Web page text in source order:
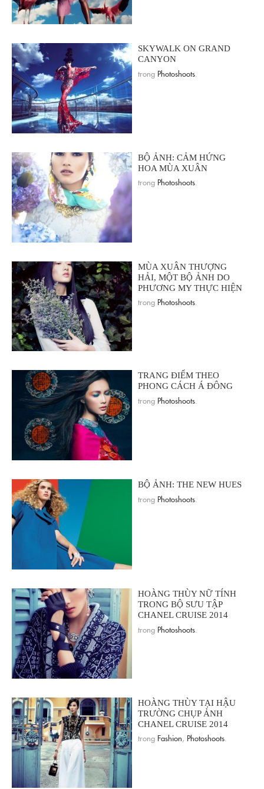
SKYWALK ON GRAND
CANYON
trong Photoshoots
BỘ ẢNH: CẢM HỨNG
HOA MÙA XUÂN
trong Photoshoots
MÙA XUÂN THƯỢNG
HẢI, MỘT BỘ ẢNH DO
PHƯƠNG MY THỰC HIỆN
trong Photoshoots
TRANG ĐIỂM THEO
PHONG CÁCH Á ĐÔNG
trong Photoshoots
BỘ ẢNH: THE NEW HUES
trong Photoshoots
HOÀNG THÙY NỮ TÍNH
TRONG BỘ SƯU TẬP
CHANEL CRUISE 2014
trong Photoshoots
HOÀNG THÙY TẠI HẬU
TRƯỜNG CHỤP ẢNH
CHANEL CRUISE 2014
trong Fashion, Photoshoots